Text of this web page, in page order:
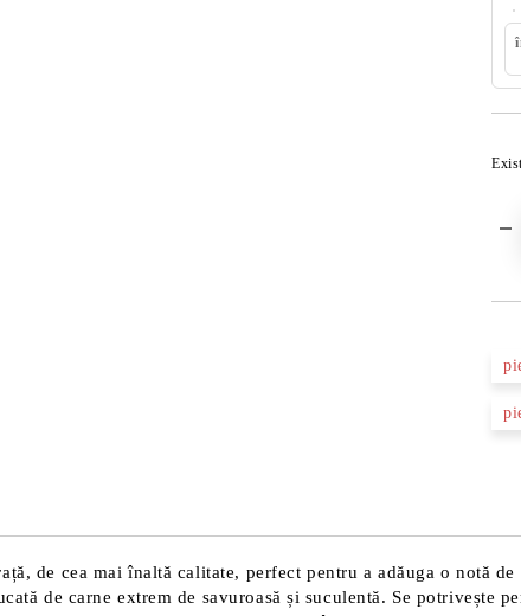
de cea mai înaltă calitate, perfect pentru a adăuga o notă
de carne extrem de savuroasă și suculentă. Se potrivește